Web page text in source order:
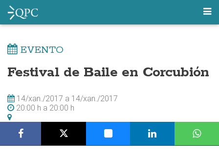
EVENTO
Festival de Baile en Corcubión
14/xan./2017 a 14/xan./2017
20:00 h a 20:00 h